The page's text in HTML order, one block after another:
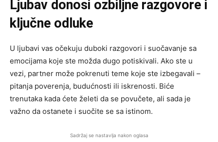
Ljubav donosi ozbiljne razgovore i
ključne odluke
U ljubavi vas očekuju duboki razgovori i suočavanje sa
emocijama koje ste možda dugo potiskivali. Ako ste u
vezi, partner može pokrenuti teme koje ste izbegavali –
pitanja poverenja, budućnosti ili iskrenosti. Biće
trenutaka kada ćete želeti da se povučete, ali sada je
važno da ostanete i suočite se sa istinom.
Sadržaj se nastavlja nakon oglasa